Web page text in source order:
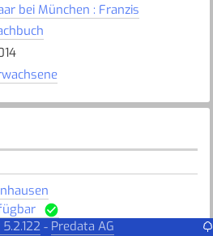
bei München : Franzis
- Predata AG